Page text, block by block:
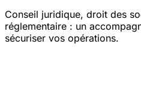
Conseil juridique, droit des
réglementaire : un
sécuriser vos opérations.